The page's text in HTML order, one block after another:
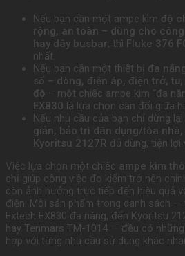
Nếu bạn cần một ampe kìm độ
rộng, an toàn – dùng cho
hay dây busbar, thì Fluke 376
nhất.
Nếu bạn cần một thiết bị đa
số – dòng, điện áp, điện trở,
độ – một chiếc ampe kìm “đa
EX830 là lựa chọn cân đối giữa
Nếu nhu cầu của bạn chỉ dừng lại
giản, bảo trì dân dụng/tòa
Kyoritsu 2127R đủ dùng, tiện lợi
Việc lựa chọn một chiếc ampe kìm
chỉ giúp công việc đo kiểm trở nên
còn ảnh hưởng trực tiếp đến hiệu quả
điện. Mỗi sản phẩm trong danh sách —
Extech EX830 đa năng, đến Kyoritsu
hay Tenmars TM-1014 — đều có
hợp với từng nhu cầu sử dụng khác